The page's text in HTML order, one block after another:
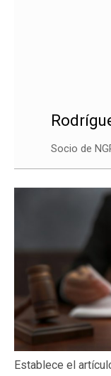
Socio de
Establece el